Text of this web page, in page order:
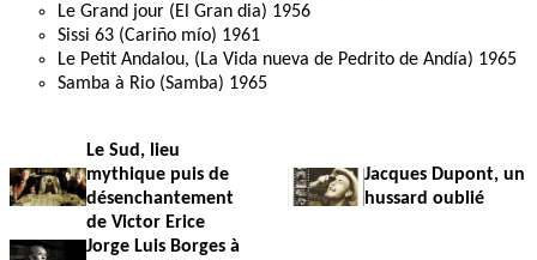
Le Grand jour (El Gran dia) 1956
Sissi 63 (Cariño mío) 1961
Le Petit Andalou, (La Vida nueva de Pedrito de Andía) 1965
Samba à Rio (Samba) 1965
Le Sud, lieu
mythique puis de
désenchantement
de Victor Erice
Jacques Dupont, un
hussard oublié
Jorge Luis Borges à